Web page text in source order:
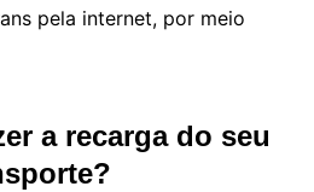
pela internet, por meio
a recarga do seu